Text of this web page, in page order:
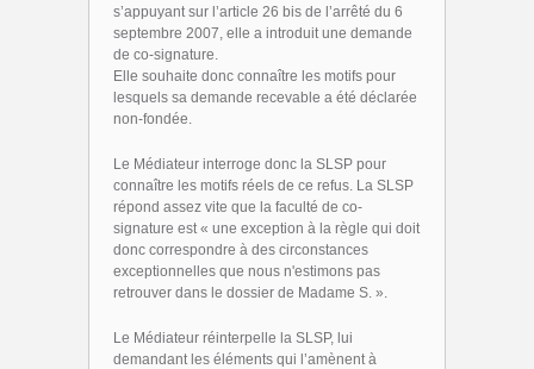
s’appuyant sur l’article 26 bis de l’arrêté du 6
septembre 2007, elle a introduit une demande
de co-signature.
Elle souhaite donc connaître les motifs pour
lesquels sa demande recevable a été déclarée
non-fondée.
Le Médiateur interroge donc la SLSP pour
connaître les motifs réels de ce refus. La SLSP
répond assez vite que la faculté de co-
signature est « une exception à la règle qui doit
donc correspondre à des circonstances
exceptionnelles que nous n'estimons pas
retrouver dans le dossier de Madame S. ».
Le Médiateur réinterpelle la SLSP, lui
demandant les éléments qui l’amènent à